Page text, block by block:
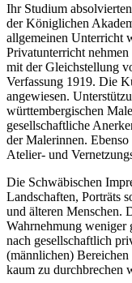
Ihr Studium
der Königlichen
allgemeinen Unterricht
Privatunterricht
mit der Gleichstellung
Verfassung 1919. Die
angewiesen.
württembergischen
gesellschaftliche
der Malerinnen.
Atelier- und
Die Schwäbischen
Landschaften, Porträts
und älteren Menschen.
Wahrnehmung weniger
nach gesellschaftlich
(männlichen) Bereichen
kaum zu durchbrechen